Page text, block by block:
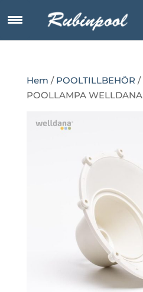
Hem / POOLTILLBEHÖR /
POOLLAMPA WELLDANA